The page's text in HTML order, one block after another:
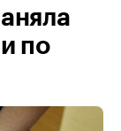
по